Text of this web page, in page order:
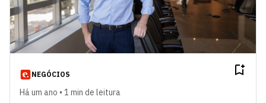
NEGÓCIOS
Há um ano • 1 min de leitura